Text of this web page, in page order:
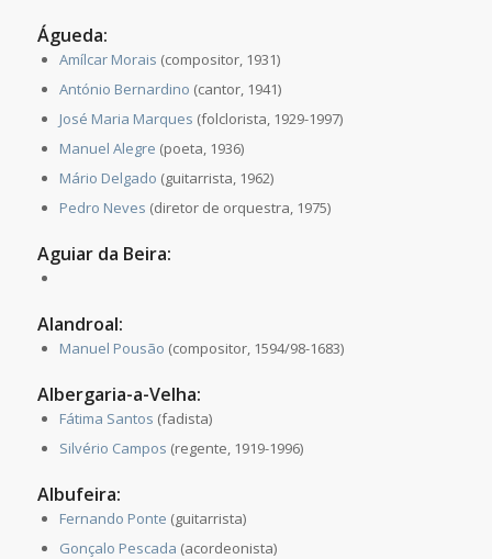
Águeda:
Amílcar Morais (compositor, 1931)
António Bernardino (cantor, 1941)
José Maria Marques (folclorista, 1929-1997)
Manuel Alegre (poeta, 1936)
Mário Delgado (guitarrista, 1962)
Pedro Neves (diretor de orquestra, 1975)
Aguiar da Beira:
Alandroal:
Manuel Pousão (compositor, 1594/98-1683)
Albergaria-a-Velha:
Fátima Santos (fadista)
Silvério Campos (regente, 1919-1996)
Albufeira:
Fernando Ponte (guitarrista)
Gonçalo Pescada (acordeonista)